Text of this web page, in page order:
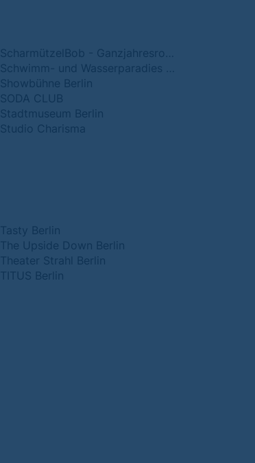
Showbühne Berlin
SODA CLUB
Stadtmuseum Berlin
Studio Charisma
Tasty Berlin
The Upside Down Berlin
Theater Strahl Berlin
TITUS Berlin